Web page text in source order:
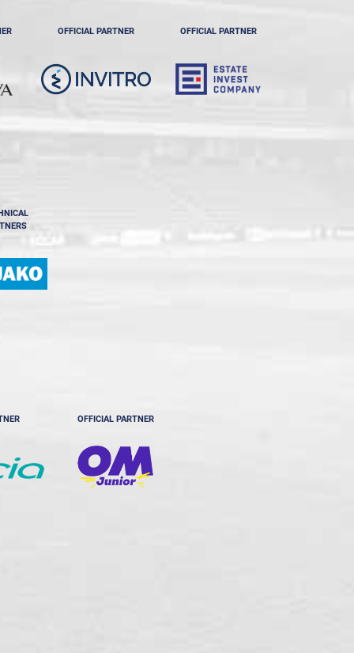
OFFICIAL PARTNER OFFICIAL PARTNER
OFFICIAL PARTNER